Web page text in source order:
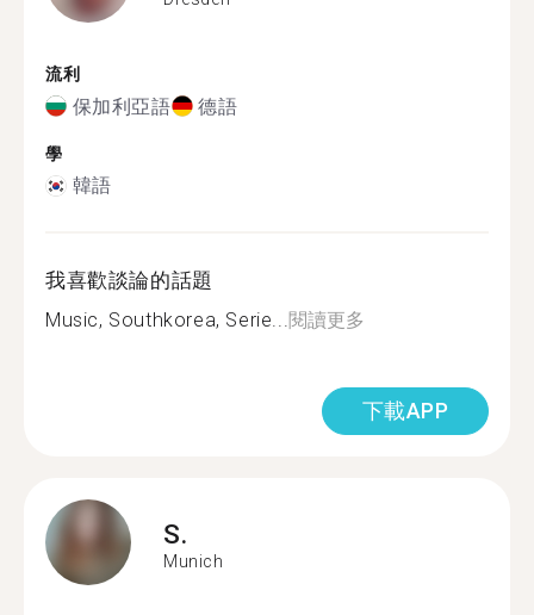
流利
保加利亞語 德語
學
韓語
我喜歡談論的話題
Music, Southkorea, Serie...閱讀更多
下載APP
S.
Munich